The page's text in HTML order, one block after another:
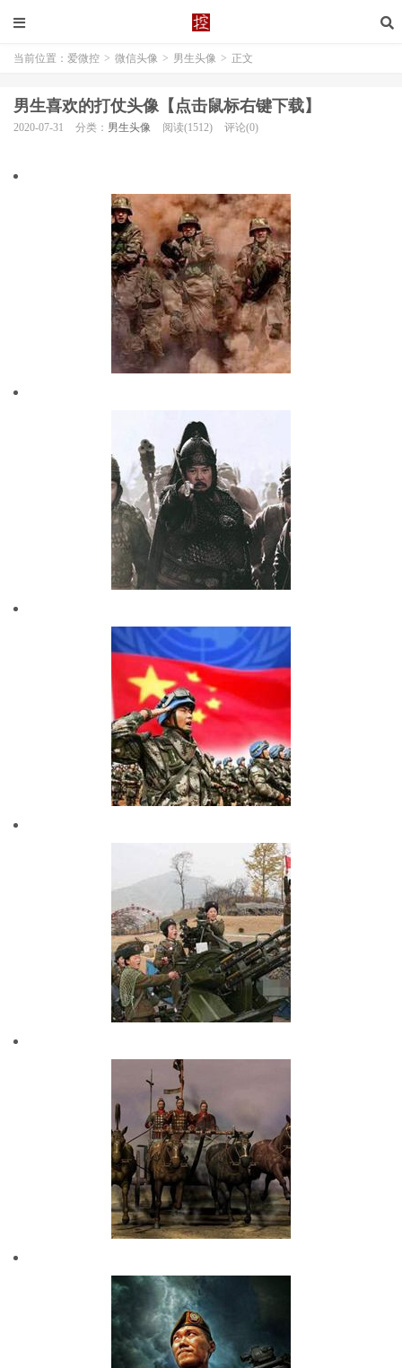
当前位置： 爱微控 > 微信头像 > 男生头像 > 正文
男生喜欢的打仗头像【点击鼠标右键下载】
2020-07-31 分类： 男生头像 阅读(1512) 评论(0)